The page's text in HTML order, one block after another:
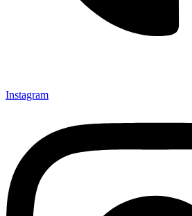
Instagram